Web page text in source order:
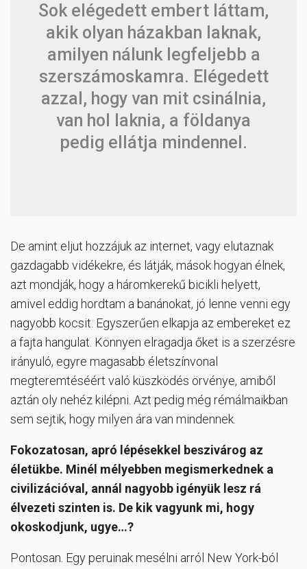
Sok elégedett embert láttam,
akik olyan házakban laknak,
amilyen nálunk legfeljebb a
szerszámoskamra. Elégedett
azzal, hogy van mit csinálnia,
van hol laknia, a földanya
pedig ellátja mindennel.
De amint eljut hozzájuk az internet, vagy elutaznak
gazdagabb vidékekre, és látják, mások hogyan élnek,
azt mondják, hogy a háromkerekű bicikli helyett,
amivel eddig hordtam a banánokat, jó lenne venni egy
nagyobb kocsit. Egyszerűen elkapja az embereket ez
a fajta hangulat. Könnyen elragadja őket is a szerzésre
irányuló, egyre magasabb életszínvonal
megteremtéséért való küszködés örvénye, amiből
aztán oly nehéz kilépni. Azt pedig még rémálmaikban
sem sejtik, hogy milyen ára van mindennek.
Fokozatosan, apró lépésekkel beszivárog az
életükbe. Minél mélyebben megismerkednek a
civilizációval, annál nagyobb igényük lesz rá
élvezeti szinten is. De kik vagyunk mi, hogy
okoskodjunk, ugye…?
Pontosan. Egy peruinak mesélni arról New York-ból